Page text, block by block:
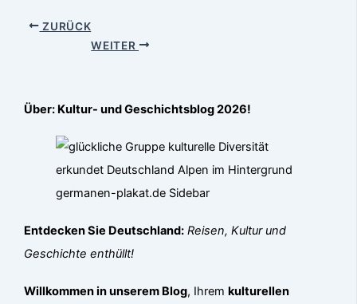
ZURÜCK
WEITER
Über: Kultur- und Geschichtsblog 2026!
Entdecken Sie Deutschland: Reisen, Kultur und
Geschichte enthüllt!
Willkommen in unserem Blog, Ihremkulturellen